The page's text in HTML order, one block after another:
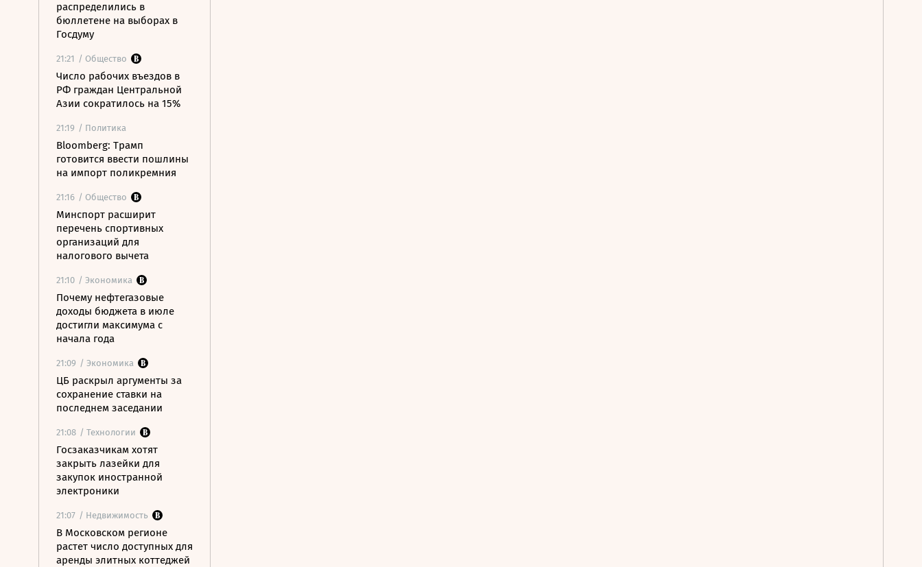
распределились в
бюллетене на выборах в
Госдуму
21:21 / Общество
Число рабочих въездов в
РФ граждан Центральной
Азии сократилось на 15%
21:19 / Политика
Bloomberg: Трамп
готовится ввести пошлины
на импорт поликремния
21:16 / Общество
Минспорт расширит
перечень спортивных
организаций для
налогового вычета
21:10 / Экономика
Почему нефтегазовые
доходы бюджета в июле
достигли максимума с
начала года
21:09 / Экономика
ЦБ раскрыл аргументы за
сохранение ставки на
последнем заседании
21:08 / Технологии
Госзаказчикам хотят
закрыть лазейки для
закупок иностранной
электроники
21:07 / Недвижимость
В Московском регионе
растет число доступных для
аренды элитных коттеджей